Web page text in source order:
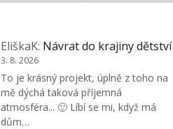
EliškaK: Návrat do krajiny dětství
3. 8. 2026
To je krásný projekt, úplně z toho na
mě dýchá taková příjemná
atmosféra... 🙂 Líbí se mi, když má
dům…